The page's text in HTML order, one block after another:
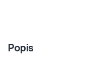
Popis